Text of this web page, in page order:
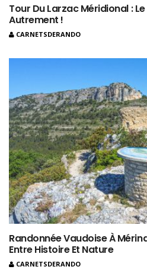
Tour Du Larzac Méridional :
Autrement !
CARNETSDERANDO
Randonnée Vaudoise À
Entre Histoire Et Nature
CARNETSDERANDO